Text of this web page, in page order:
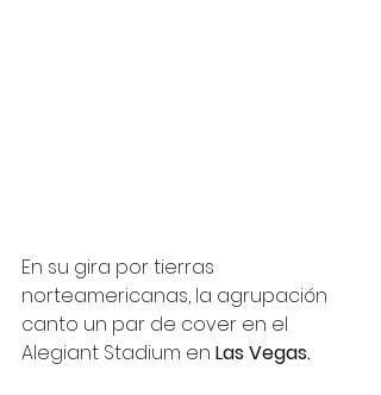
En su gira por tierras
norteamericanas, la agrupación
canto un par de cover en el
Alegiant Stadium en Las Vegas.